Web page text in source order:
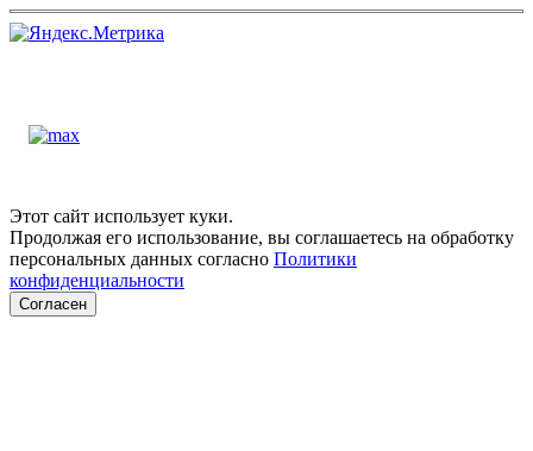
Этот сайт использует куки.
Продолжая его использование, вы соглашаетесь на обработку
персональных данных согласно Политики
конфиденциальности
Согласен